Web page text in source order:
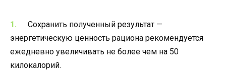
Сохранить полученный результат —
энергетическую ценность рациона рекомендуется
ежедневно увеличивать не более чем на 50
килокалорий.